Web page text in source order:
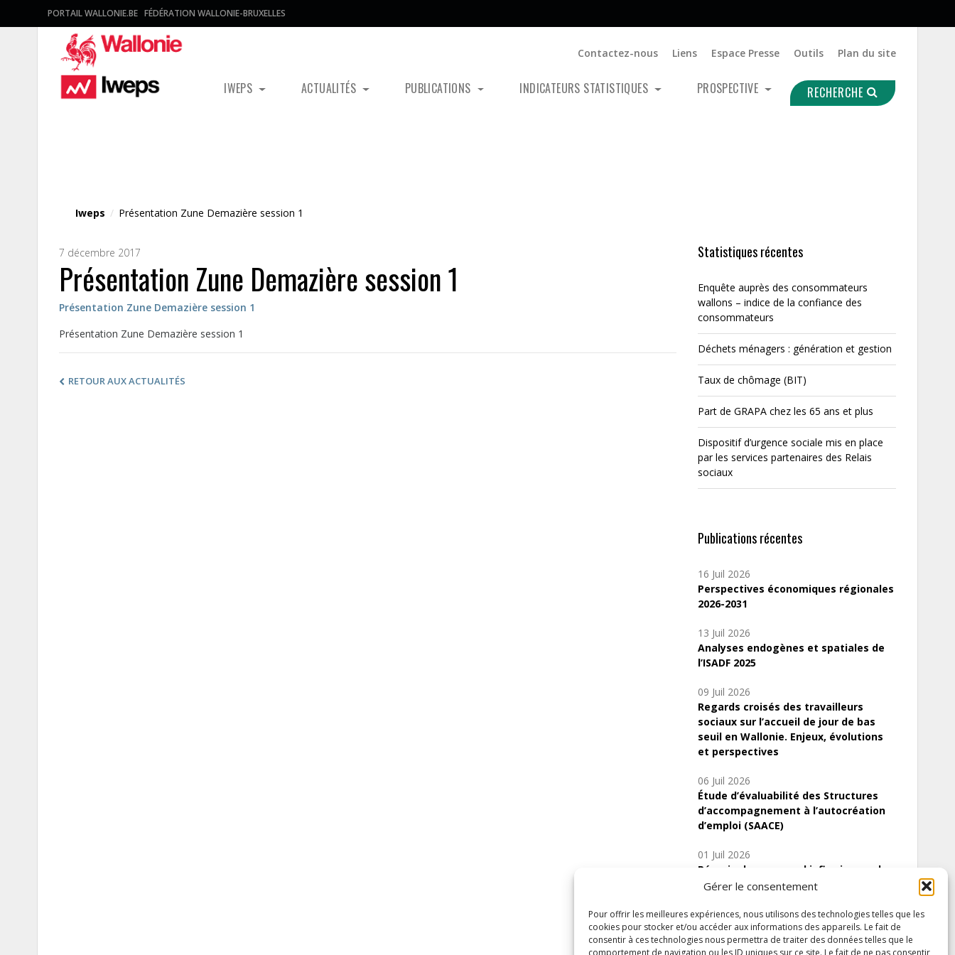
Gérer le consentement
Pour offrir les meilleures expériences, nous utilisons des technologies telles que les
cookies pour stocker et/ou accéder aux informations des appareils. Le fait de
consentir à ces technologies nous permettra de traiter des données telles que le
comportement de navigation ou les ID uniques sur ce site. Le fait de ne pas consentir
PORTAIL WALLONIE.BE FÉDÉRATION WALLONIE-BRUXELLES
Contactez-nous Liens Espace Presse Outils Plan du site
IWEPS ACTUALITÉS PUBLICATIONS INDICATEURS STATISTIQUES PROSPECTIVE RECHERCHE
Iweps / Présentation Zune Demazière session 1
7 décembre 2017
Présentation Zune Demazière session 1
Présentation Zune Demazière session 1
Présentation Zune Demazière session 1
RETOUR AUX ACTUALITÉS
Statistiques récentes
Enquête auprès des consommateurs
wallons – indice de la confiance des
consommateurs
Déchets ménagers : génération et gestion
Taux de chômage (BIT)
Part de GRAPA chez les 65 ans et plus
Dispositif d’urgence sociale mis en place
par les services partenaires des Relais
sociaux
Publications récentes
16 Juil 2026
Perspectives économiques régionales
2026-2031
13 Juil 2026
Analyses endogènes et spatiales de
l’ISADF 2025
09 Juil 2026
Regards croisés des travailleurs
sociaux sur l’accueil de jour de bas
seuil en Wallonie. Enjeux, évolutions
et perspectives
06 Juil 2026
Étude d’évaluabilité des Structures
d’accompagnement à l’autocréation
d’emploi (SAACE)
01 Juil 2026
Pénurie du personnel infirmier :quels
indicateurs d’offre de soins pour